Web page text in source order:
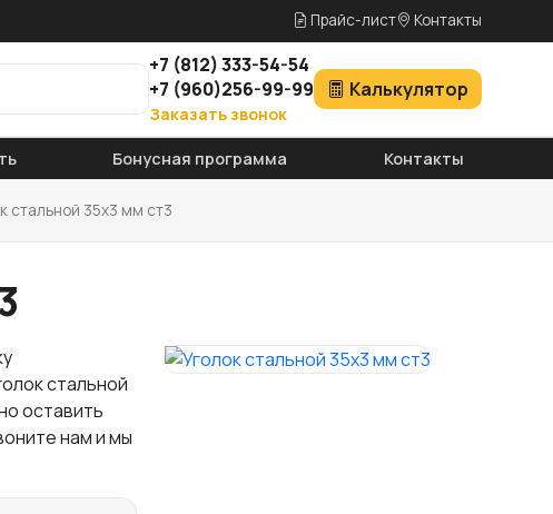
Прайс-лист Контакты
+7 (812)333-54-54
+7 (960)256-99-99
Заказать звонок
Калькулятор
Бонусная программа Контакты
стальной 35х3 мм ст3
стальной
оставить
нам и мы